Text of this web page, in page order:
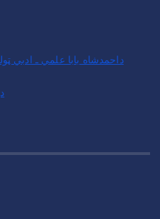
داحمدشاه بابا علمي ـ ادبي